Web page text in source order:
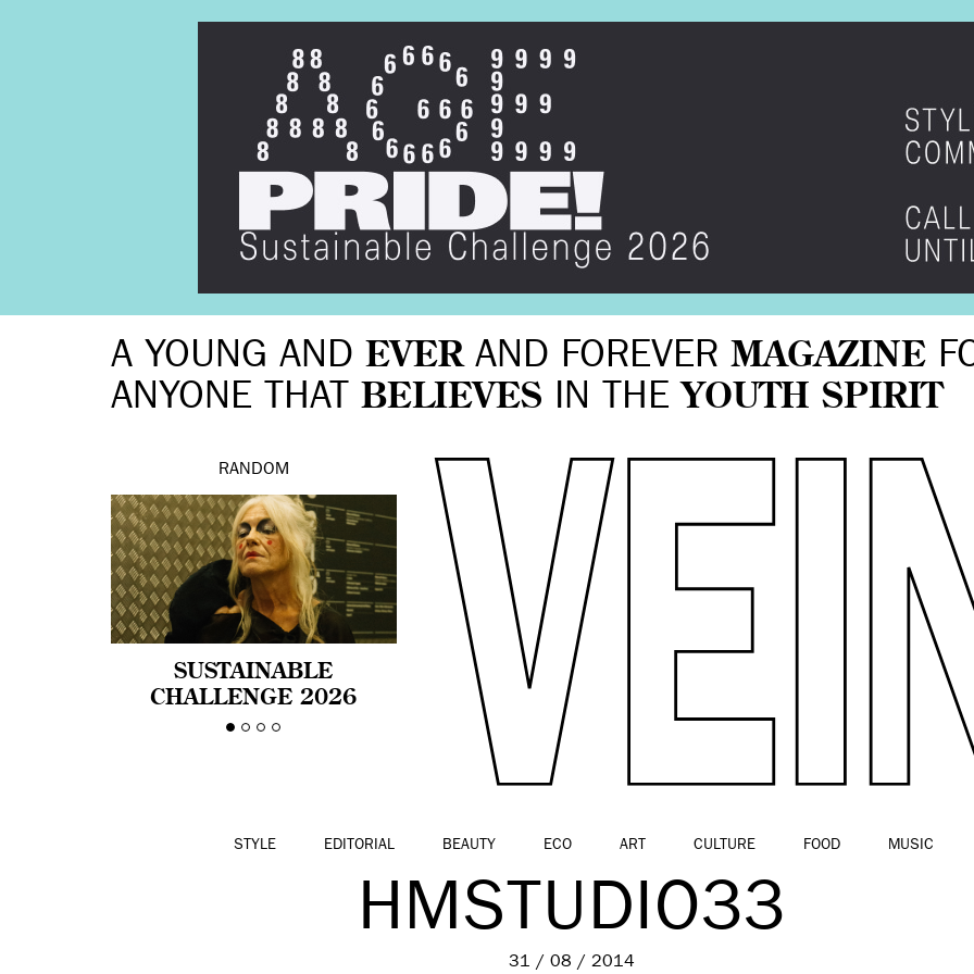
A YOUNG AND EVERAND FOREVER MAGAZINE
ANYONE THAT BELIEVES IN THE YOUTH SPIRIT
RANDOM
SUSTAINABLE
CHALLENGE 2026
CELEBRA LA
STYLE EDITORIAL BEAUTY ECO ART CULTURE FOOD MUSIC
HMSTUDIO33
31 / 08 / 2014